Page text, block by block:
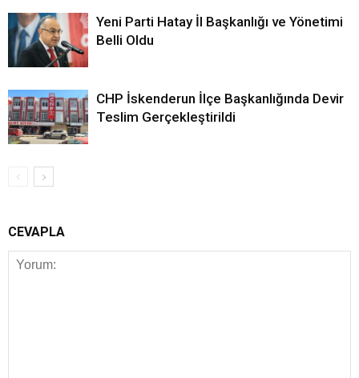
Yeni Parti Hatay İl Başkanlığı ve Yönetimi
Belli Oldu
CHP İskenderun İlçe Başkanlığında Devir
Teslim Gerçekleştirildi
CEVAPLA